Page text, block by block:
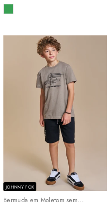
COR
JOHNNY FOX
Bermuda em Moletom sem...